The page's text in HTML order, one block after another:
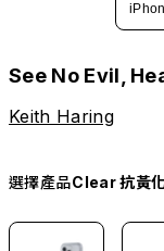
See No Evil,
Keith Haring
選擇產品Clear 抗黃